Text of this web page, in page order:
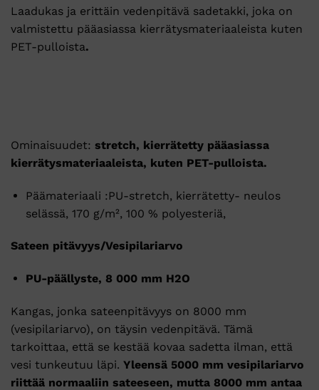
Laadukas ja erittäin vedenpitävä sadetakki, joka on
valmistettu pääasiassa kierrätysmateriaaleista kuten
PET-pulloista.
Ominaisuudet: stretch, kierrätetty pääasiassa
kierrätysmateriaaleista, kuten PET-pulloista.
Päämateriaali :PU-stretch, kierrätetty- neulos
selässä, 170 g/m², 100 % polyesteriä,
Sateen pitävyys/Vesipilariarvo
PU-päällyste, 8 000 mm H2O
Kangas, jonka sateenpitävyys on 8000 mm
(vesipilariarvo), on täysin vedenpitävä. Tämä
tarkoittaa, että se kestää kovaa sadetta ilman, että
vesi tunkeutuu läpi. Yleensä 5000 mm vesipilariarvo
riittää normaaliin sateeseen, mutta 8000 mm antaa